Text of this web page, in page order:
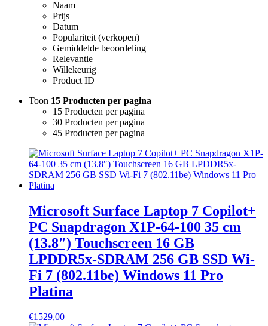
Naam
Prijs
Datum
Populariteit (verkopen)
Gemiddelde beoordeling
Relevantie
Willekeurig
Product ID
Toon 15 Producten per pagina
15 Producten per pagina
30 Producten per pagina
45 Producten per pagina
Microsoft Surface Laptop 7 Copilot+
PC Snapdragon X1P-64-100 35 cm
(13.8″) Touchscreen 16 GB
LPDDR5x-SDRAM 256 GB SSD Wi-
Fi 7 (802.11be) Windows 11 Pro
Platina
€1529,00